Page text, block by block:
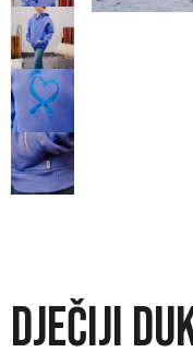
DJEČIJI